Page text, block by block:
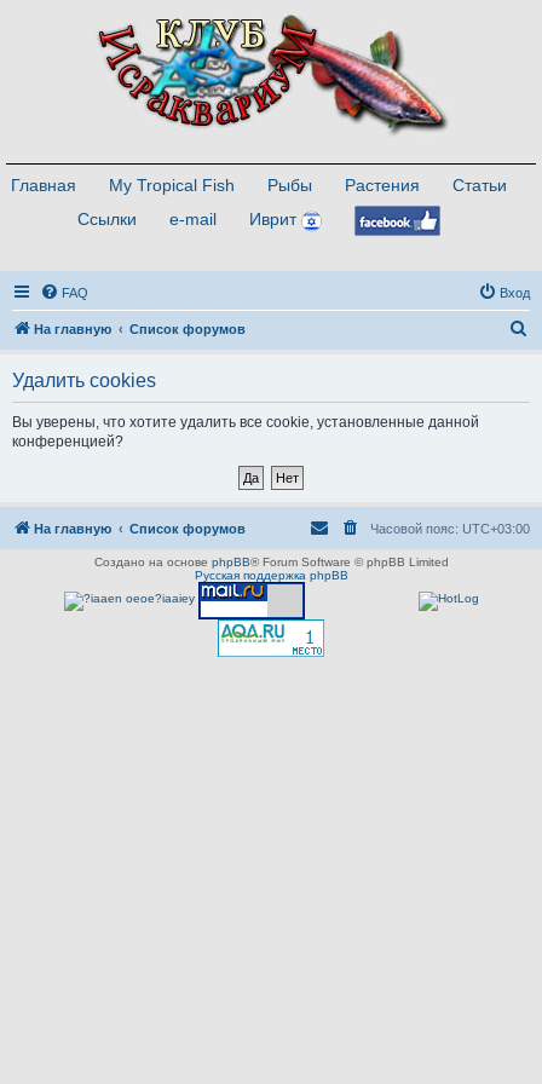
Главная My Tropical Fish Рыбы Растения
Статьи
Ссылки
e-mail Иврит
FAQ Вход
На главную Список форумов
Удалить cookies
Вы уверены, что хотите удалить все cookie, установленные данной
конференцией?
На главную Список форумов Часовой пояс: UTC+03:00
Создано на основе phpBB® Forum Software © phpBB Limited
Русская поддержка phpBB